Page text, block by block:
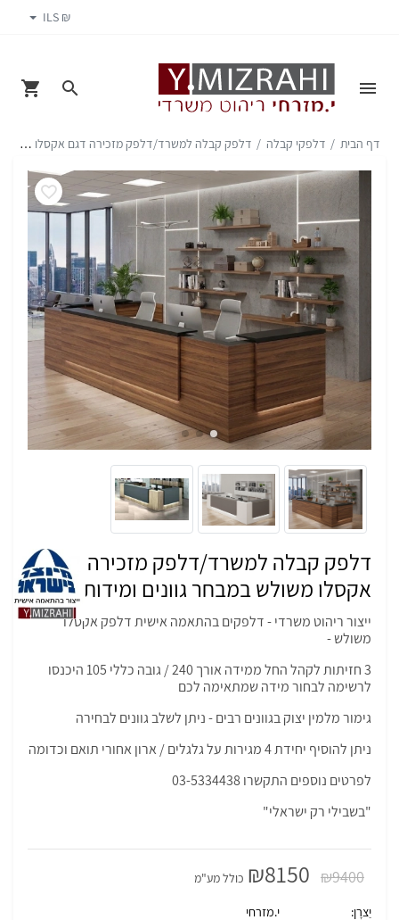
₪ ILS
דף הבית דלפקי קבלה דלפק קבלה למשרד/דלפק מזכירה דגם אקסלו משולש במבחר גוונים ומידות
דלפק קבלה למשרד/דלפק מזכירה דגם
אקסלו משולש במבחר גוונים ומידות
ייצור ריהוט משרדי - דלפקים בהתאמה אישית דלפק אקסלו
משולש -
3 חזיתות לקהל החל ממידה אורך 240 / גובה כללי 105 היכנסו
לרשימה לבחור מידה שמתאימה לכם
גימור מלמין יצוק בגוונים רבים - ניתן לשלב גוונים לבחירה
ניתן להוסיף יחידת 4 מגירות על גלגלים / ארון אחורי תואם וכדומה
לפרטים נוספים התקשרו 03-5334438
"בשבילי רק ישראלי"
₪9400
₪8150 כולל מע"מ
יַצרָן:
י.מזרחי